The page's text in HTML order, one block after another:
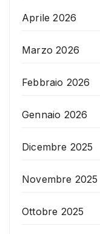
Aprile 2026
Marzo 2026
Febbraio 2026
Gennaio 2026
Dicembre 2025
Novembre 2025
Ottobre 2025